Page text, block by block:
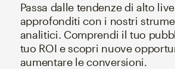
Passa dalle tendenze di alto
approfonditi con i nostri
analitici. Comprendi il tuo
tuo ROI e scopri nuove
aumentare le conversioni.